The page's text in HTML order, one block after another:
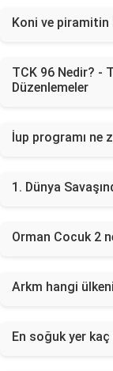
Koni ve piramitin
TCK 96 Nedir? -
Düzenlemeler
İup programı ne
1. Dünya
Orman Cocuk 2
Arkm hangi
En soğuk yer kaç